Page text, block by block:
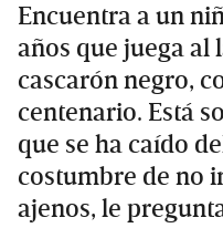
Encuentra a un
años que juega al
cascarón negro,
centenario. Está
que se ha caído
costumbre de no
ajenos, le